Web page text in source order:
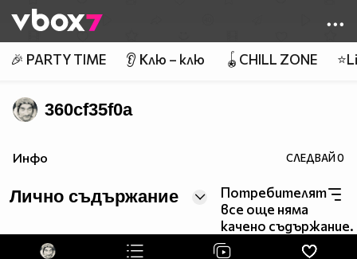
👾
🎉 PARTY TIME 👂 Клю – клю 🪀CHILL ZONE
360cf35f0a
Инфо СЛЕДВАЙ0
Лично съдържание
Потребителят
все още няма
качено съдържание.